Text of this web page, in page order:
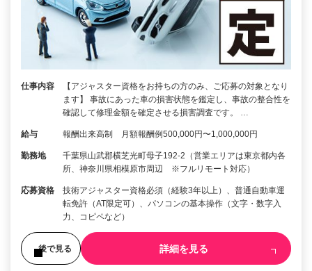
仕事内容
【アジャスター資格をお持ちの方のみ、ご応募の対象となり
ます】 事故にあった車の損害状態を鑑定し、事故の整合性を
確認して修理金額を確定させる損害調査です。 …
給与 報酬出来高制 月額報酬例500,000円〜1,000,000円
勤務地
千葉県山武郡横芝光町母子192-2（営業エリアは東京都内各
所、神奈川県相模原市周辺 ※フルリモート対応）
応募資格
技術アジャスター資格必須（経験3年以上）、普通自動車運
転免許（AT限定可）、パソコンの基本操作（文字・数字入
力、コピペなど）
後で見る 詳細を見る